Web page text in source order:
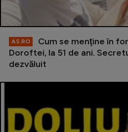
AS.RO
Cum se menţine în
Doroftei, la 51 de ani.
dezvăluit